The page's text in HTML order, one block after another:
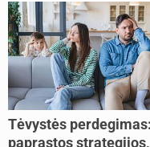
Tėvystės perdegimas:
paprastos strategijos,